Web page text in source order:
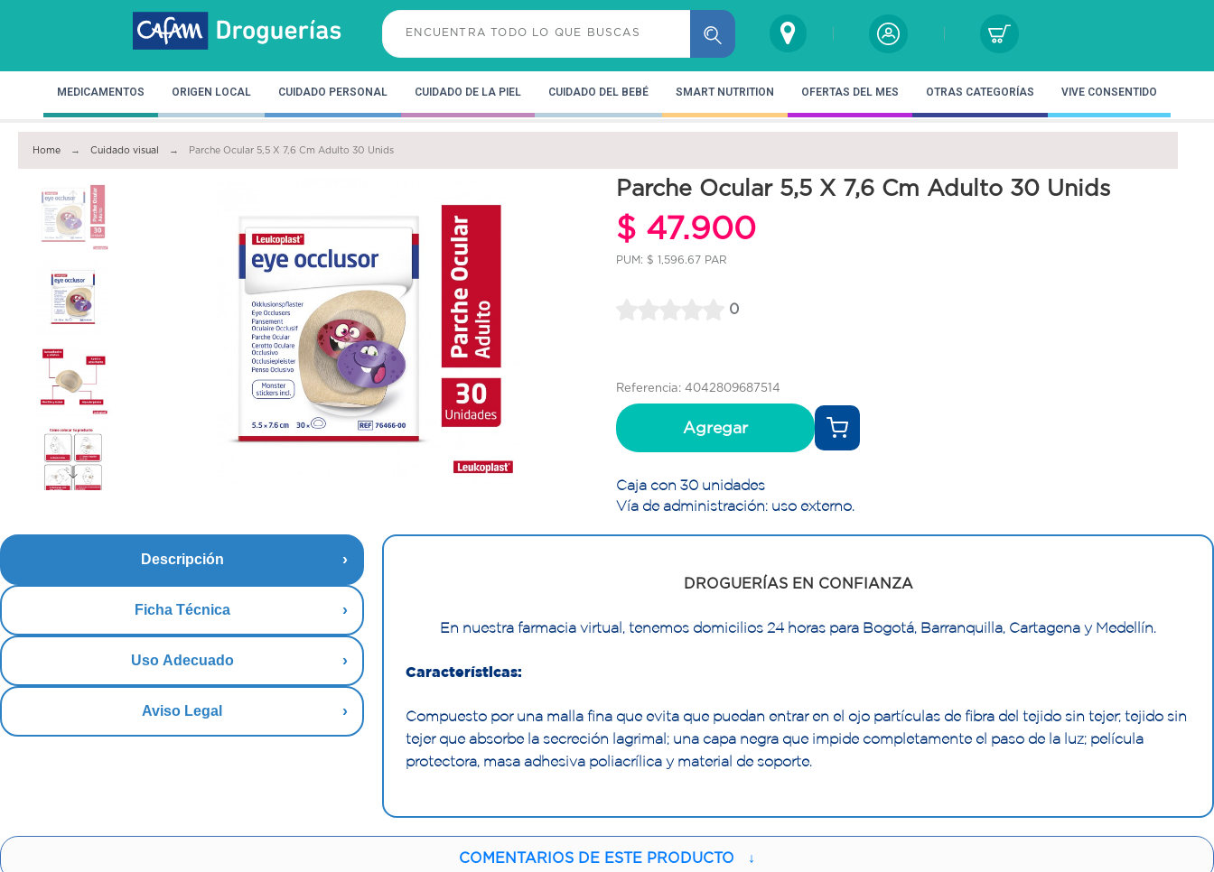
MEDICAMENTOS ORIGEN LOCAL CUIDADO PERSONAL CUIDADO DE LA PIEL CUIDADO DEL BEBÉ SMART NUTRITION OFERTAS DEL MES OTRAS CATEGORÍAS VIVE CONSENTIDO
Home Cuidado visual Parche Ocular 5,5 X 7,6 Cm Adulto 30 Unids
Parche Ocular 5,5 X 7,6 Cm Adulto 30 Unids
$ 47.900
PUM: $ 1,596.67 PAR
0
Referencia: 4042809687514
Agregar
Caja con 30 unidades
Vía de administración: uso externo.
Descripción
Ficha Técnica
Uso Adecuado
Aviso Legal
DROGUERÍAS EN CONFIANZA
En nuestra farmacia virtual, tenemos domicilios 24 horas para Bogotá, Barranquilla, Cartagena y Medellín.
Características:
Compuesto por una malla fina que evita que puedan entrar en el ojo partículas de fibra del tejido sin tejer; tejido sin
tejer que absorbe la secreción lagrimal; una capa negra que impide completamente el paso de la luz; película
protectora, masa adhesiva poliacrílica y material de soporte.
COMENTARIOS DE ESTE PRODUCTO ↓